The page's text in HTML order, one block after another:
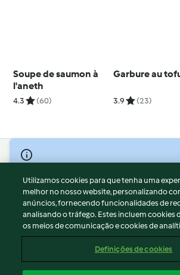
Soupe de saumon à
l'aneth
4.3 (60)
Garbure au
3.9 (23)
© Copyright 2026
Termos de Utilização
Aviso sobre Proteção de Dados
Aviso
Apoio legal
Conteúdo do relatório
Utilizamos cookies para que tenha uma
melhor no nosso website, personalizando
anúncios, fornecendo funcionalidades de
analisando o tráfego. Estes incluem cookies
os meios de comunicação e cookies de
Definições de cookies